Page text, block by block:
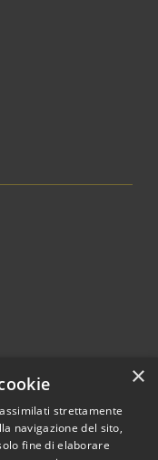
© 2026 • Comune di
×
strettamente
navigazione del sito,
fine di elaborare